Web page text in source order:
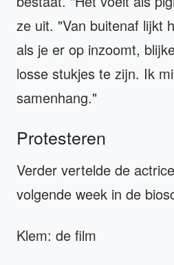
ze uit. "Van buitenaf lijkt
als je er op inzoomt,
losse stukjes te zijn. Ik
samenhang."
Protesteren
Verder vertelde de
volgende week in de
Klem: de film